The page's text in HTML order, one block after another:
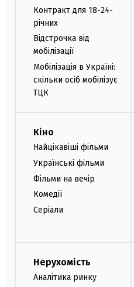
Контракт для 18-24-
річних
Відстрочка від
мобілізації
Мобілізація в Україні:
скільки осіб мобілізує
ТЦК
Кіно
Найцікавіші фільми
Українські фільми
Фільми на вечір
Комедії
Серіали
Нерухомість
Аналітика ринку